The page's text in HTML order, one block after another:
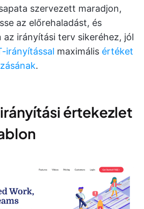
szervezett maradjon,
az előrehaladást, és
az irányítási terv sikeréhez, jól
irányítással maximális értéket
.
értekezlet